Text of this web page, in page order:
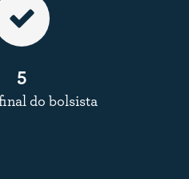
5
do bolsista